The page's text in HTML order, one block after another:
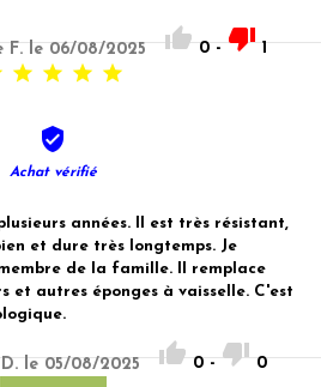
F. le 06/08/2025  0- 1
   

Achat vérifié
années. Il est très résistant,
et dure très longtemps. Je
de la famille. Il remplace
autres éponges à vaisselle. C'est
le 05/08/2025  0- 0